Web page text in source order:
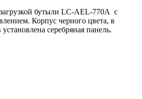
бутыли LC-AEL-770A с
Корпус черного цвета, в
серебряная панель.